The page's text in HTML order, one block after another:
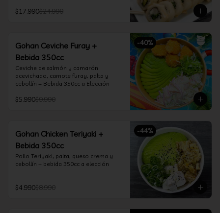
Tempura
Queso Crema y Cebollín, frito en
tempura
*Incluye 2 palitos, 2 soya 30ml, 1 salsa
teriyaki 30ml
$17.990$24.990
-40%
Gohan Ceviche Furay +
Bebida 350cc
Ceviche de salmón y camarón
acevichado, camote furay, palta y
cebollín + Bebida 350cc a Elección
$5.990$9.990
-44%
Gohan Chicken Teriyaki +
Bebida 350cc
Pollo Teriyaki, palta, queso crema y
cebollín + bebida 350cc a elección
$4.990$8.990